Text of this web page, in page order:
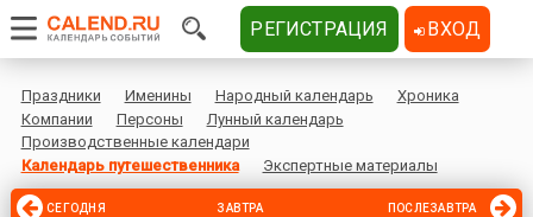
Праздники Именины Народный календарь
Хроника
Компании
Персоны
Лунный календарь
Производственные календари
Календарь путешественника
Экспертные материалы
СЕГОДНЯ ЗАВТРА ПОСЛЕЗАВТРА
РЕГИСТРАЦИЯ ВХОД